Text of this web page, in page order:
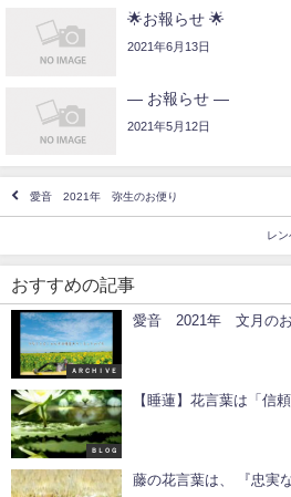
🌟お報らせ 🌟
2021年6月13日
— お報らせ —
2021年5月12日
愛音 2021年 弥生のお便り
レ
おすすめの記事
ＡＲＣＨＩＶＥ
愛音 2021年 文月のお
ＢＬＯＧ
【睡蓮】花言葉は「信
藤の花言葉は、 『忠実